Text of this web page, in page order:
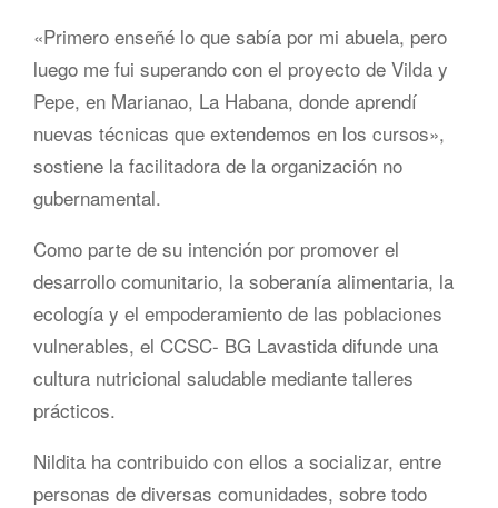
«Primero enseñé lo que sabía por mi abuela, pero
luego me fui superando con el proyecto de Vilda y
Pepe, en Marianao, La Habana, donde aprendí
nuevas técnicas que extendemos en los cursos»,
sostiene la facilitadora de la organización no
gubernamental.
Como parte de su intención por promover el
desarrollo comunitario, la soberanía alimentaria, la
ecología y el empoderamiento de las poblaciones
vulnerables, el CCSC- BG Lavastida difunde una
cultura nutricional saludable mediante talleres
prácticos.
Nildita ha contribuido con ellos a socializar, entre
personas de diversas comunidades, sobre todo